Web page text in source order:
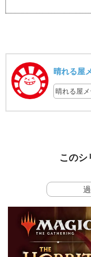
晴れる屋
晴れる屋
このシ